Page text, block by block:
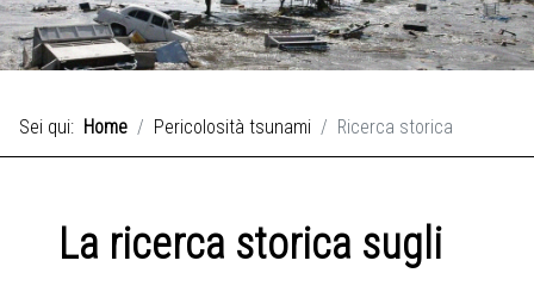
Sei qui: Home Pericolosità tsunami Ricerca storica
La ricerca storica sugli